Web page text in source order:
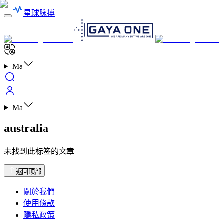
星球脉搏
Ma
Ma
australia
未找到此标签的文章
返回顶部
關於我們
使用條款
隱私政策